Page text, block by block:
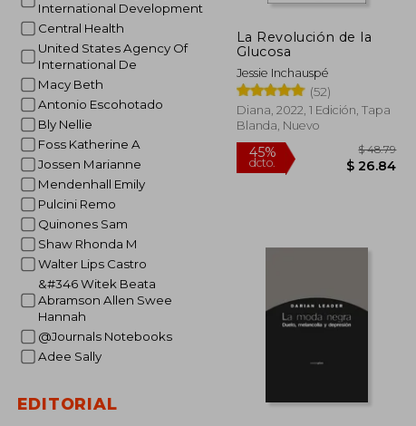
International Development
Central Health
United States Agency Of
International De
Macy Beth
Antonio Escohotado
Bly Nellie
Foss Katherine A
Jossen Marianne
Mendenhall Emily
Pulcini Remo
Quinones Sam
Shaw Rhonda M
Walter Lips Castro
&#346 Witek Beata
Abramson Allen Swee
Hannah
@Journals Notebooks
Adee Sally
EDITORIAL
La Revolución de la
Glucosa
Jessie Inchauspé
(52)
Diana, 2022, 1 Edición, Tapa
Blanda, Nuevo